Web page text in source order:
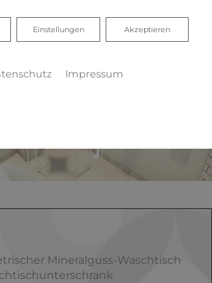
Mineralguss-Waschtisch
Akzeptieren
Einstellungen
Impressum